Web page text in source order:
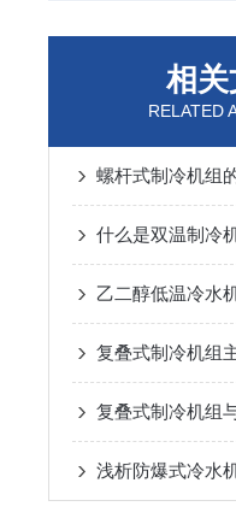
相
RELATED
什么是双温制冷
乙二醇低温冷水
浅析​防爆式冷水